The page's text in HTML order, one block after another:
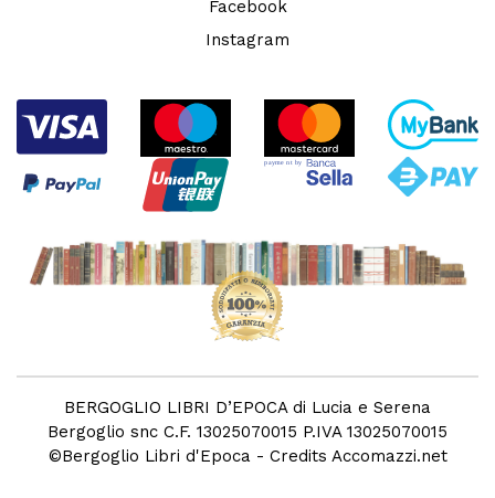
Facebook
Instagram
BERGOGLIO LIBRI D’EPOCA di Lucia e Serena
Bergoglio snc C.F. 13025070015 P.IVA 13025070015
©Bergoglio Libri d'Epoca - Credits Accomazzi.net